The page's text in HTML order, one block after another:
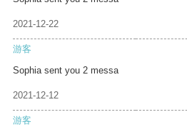
2021-12-22
游客
Sophia sent you 2 messa
2021-12-12
游客